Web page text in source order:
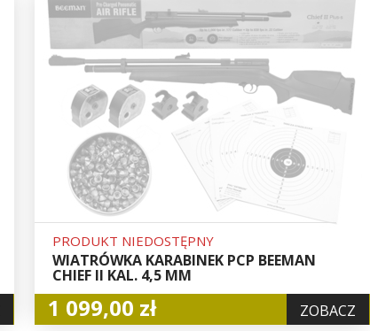
PRODUKT NIEDOSTĘPNY
WIATRÓWKA KARABINEK PCP BEEMAN
CHIEF II KAL. 4,5 MM
1 099,00 zł ZOBACZ